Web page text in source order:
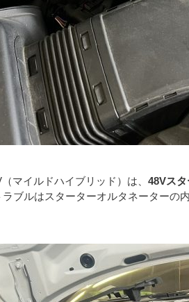
マイルドハイブリッド）は、 48Vス
ラブルはスターターオルタネーターの